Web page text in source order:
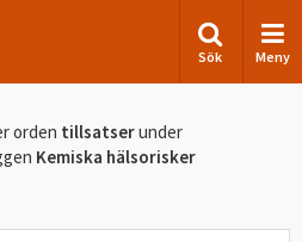
Sök Meny
orden tillsatserunder
Kemiska hälsorisker